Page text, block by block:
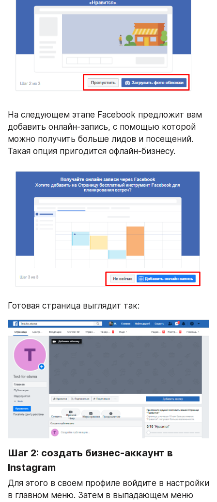
На следующем этапе Facebook предложит вам
добавить онлайн-запись, с помощью которой
можно получить больше лидов и посещений.
Такая опция пригодится офлайн-бизнесу.
Готовая страница выглядит так:
Шаг 2: создать бизнес-аккаунт в
Instagram
Для этого в своем профиле войдите в настройки
в главном меню. Затем в выпадающем меню